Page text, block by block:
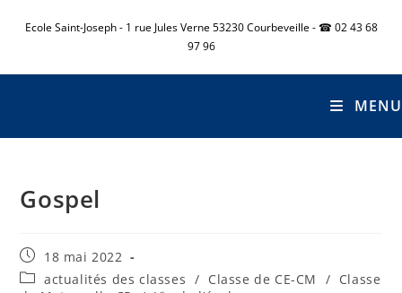
Ecole Saint-Joseph - 1 rue Jules Verne 53230 Courbeveille - ☎ 02 43 68
97 96
MENU
Gospel
18 mai 2022
actualités des classes / Classe de CE-CM / Classe